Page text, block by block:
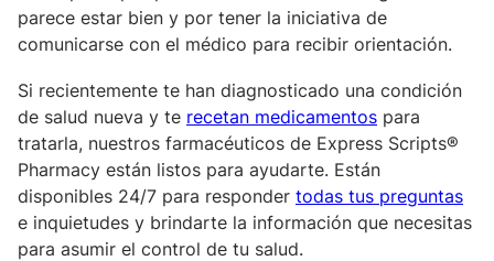
parece estar bien y por tener la iniciativa de
comunicarse con el médico para recibir orientación.
Si recientemente te han diagnosticado una condición
de salud nueva y te recetan medicamentos para
tratarla, nuestros farmacéuticos de Express Scripts®
Pharmacy están listos para ayudarte. Están
disponibles 24/7 para responder todas tus preguntas
e inquietudes y brindarte la información que necesitas
para asumir el control de tu salud.